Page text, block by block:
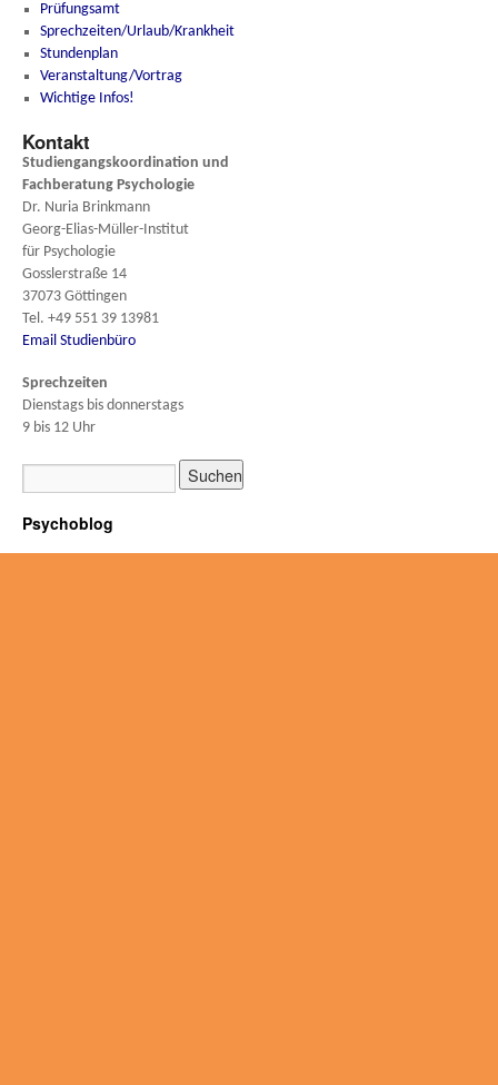
Prüfungsamt
Sprechzeiten/Urlaub/Krankheit
Stundenplan
Veranstaltung/Vortrag
Wichtige Infos!
Kontakt
Studiengangskoordination und
Fachberatung Psychologie
Dr. Nuria Brinkmann
Georg-Elias-Müller-Institut
für Psychologie
Gosslerstraße 14
37073 Göttingen
Tel. +49 551 39 13981
Email Studienbüro
Sprechzeiten
Dienstags bis donnerstags
9 bis 12 Uhr
Psychoblog